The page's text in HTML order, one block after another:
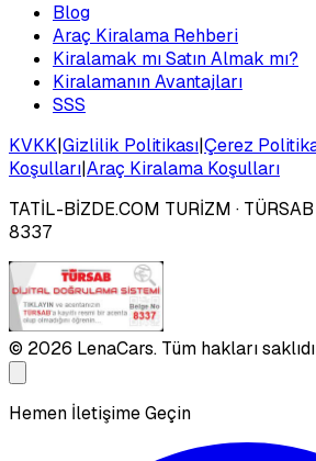
Blog
Araç Kiralama Rehberi
Kiralamak mı Satın Almak mı?
Kiralamanın Avantajları
SSS
KVKK|Gizlilik Politikası|Çerez
Koşulları|Araç Kiralama Koşulları
TATİL-BİZDE.COM TURİZM ·
8337
© 2026 LenaCars. Tüm hakları
Hemen İletişime Geçin